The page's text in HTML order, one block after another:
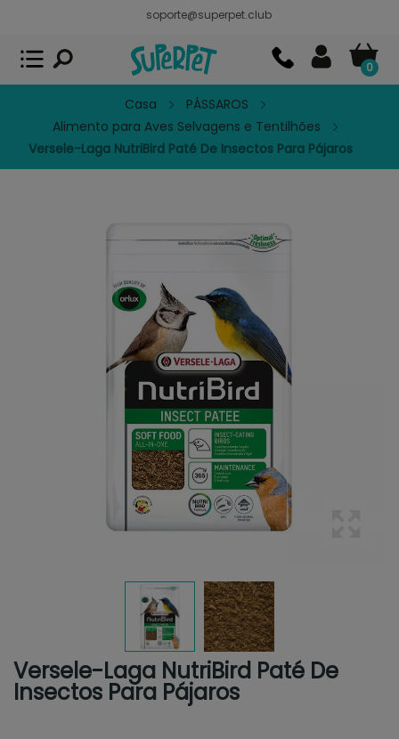
soporte@superpet.club
0
Casa
PÁSSAROS
Alimento para Aves Selvagens e Tentilhões
Versele-Laga NutriBird Paté De Insectos Para Pájaros
Versele-Laga NutriBird Paté De
Insectos Para Pájaros
Superpet, comida para mascotas
APP GRATIS - En Google Play